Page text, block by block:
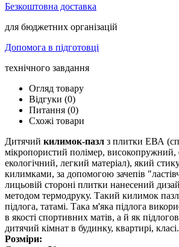
Безкоштовна доставка
для бюджетних організацій
Допомога в підготовці
технічного завдання
Огляд товару
Відгуки (0)
Питання (0)
Схожі товари
Дитячий килимок-пазл з плитки ЕВА
мікропористий полімер, високопружний,
екологічний, легкий матеріал), який
килимками, за допомогою зачепів
лицьовій стороні плитки нанесений
методом термодруку. Такий килимок
підлога, татамі. Така м'яка підлога
в якості спортивних матів, а й як
дитячий кімнат в будинку, квартирі, класі.
Розміри: